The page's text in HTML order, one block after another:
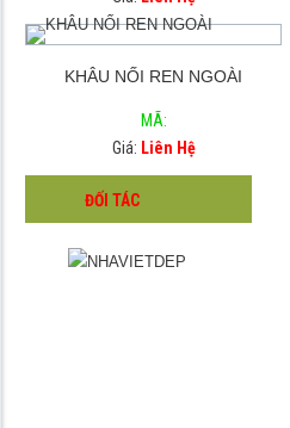
KHÂU NỐI REN NGOÀI
MÃ:
Giá: Liên Hệ
ĐỐI TÁC